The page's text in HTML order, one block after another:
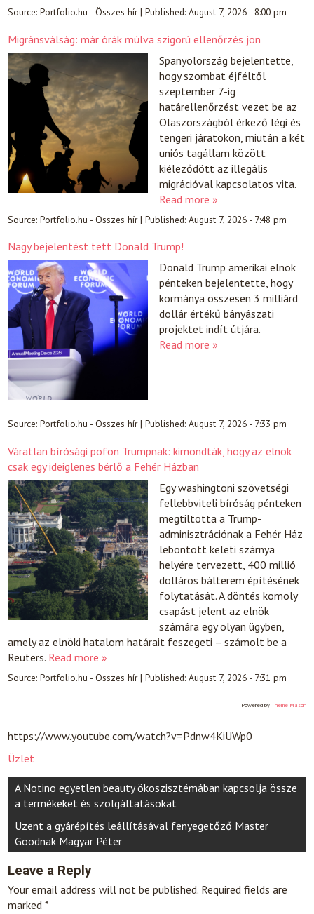
Source:Portfolio.hu - Összes hír|Published:August 7, 2026 - 8:00 pm
Migránsválság: már órák múlva szigorú ellenőrzés jön
Spanyolország bejelentette,
hogy szombat éjféltől
szeptember 7-ig
határellenőrzést vezet be az
Olaszországból érkező légi és
tengeri járatokon, miután a két
uniós tagállam között
kiéleződött az illegális
migrációval kapcsolatos vita.
Read more »
Source:Portfolio.hu - Összes hír|Published:August 7, 2026 - 7:48 pm
Nagy bejelentést tett Donald Trump!
Donald Trump amerikai elnök
pénteken bejelentette, hogy
kormánya összesen 3 milliárd
dollár értékű bányászati
projektet indít útjára.
Read more »
Source:Portfolio.hu - Összes hír|Published:August 7, 2026 - 7:33 pm
Váratlan bírósági pofon Trumpnak: kimondták, hogy az elnök
csak egy ideiglenes bérlő a Fehér Házban
Egy washingtoni szövetségi
fellebbviteli bíróság pénteken
megtiltotta a Trump-
adminisztrációnak a Fehér Ház
lebontott keleti szárnya
helyére tervezett, 400 millió
dolláros bálterem építésének
folytatását. A döntés komoly
csapást jelent az elnök
számára egy olyan ügyben,
amely az elnöki hatalom határait feszegeti – számolt be a
Reuters. Read more »
Source:Portfolio.hu - Összes hír|Published:August 7, 2026 - 7:31 pm
Powered by Theme Mason
https://www.youtube.com/watch?v=Pdnw4KiUWp0
Üzlet
Post
navigation
A Notino egyetlen beauty ökoszisztémában kapcsolja össze
a termékeket és szolgáltatásokat
Üzent a gyárépítés leállításával fenyegetőző Master
Goodnak Magyar Péter
Leave a Reply
Your email address will not be published. Required fields are
marked*